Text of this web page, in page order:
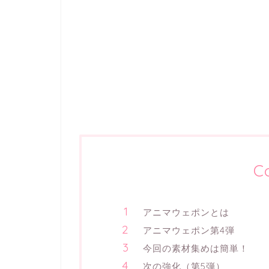
アニマウェポンとは
アニマウェポン第4弾
今回の素材集めは簡単！
次の強化（第5弾）